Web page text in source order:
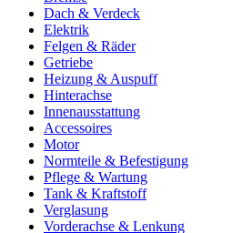
Dach & Verdeck
Elektrik
Felgen & Räder
Getriebe
Heizung & Auspuff
Hinterachse
Innenausstattung
Accessoires
Motor
Normteile & Befestigung
Pflege & Wartung
Tank & Kraftstoff
Verglasung
Vorderachse & Lenkung